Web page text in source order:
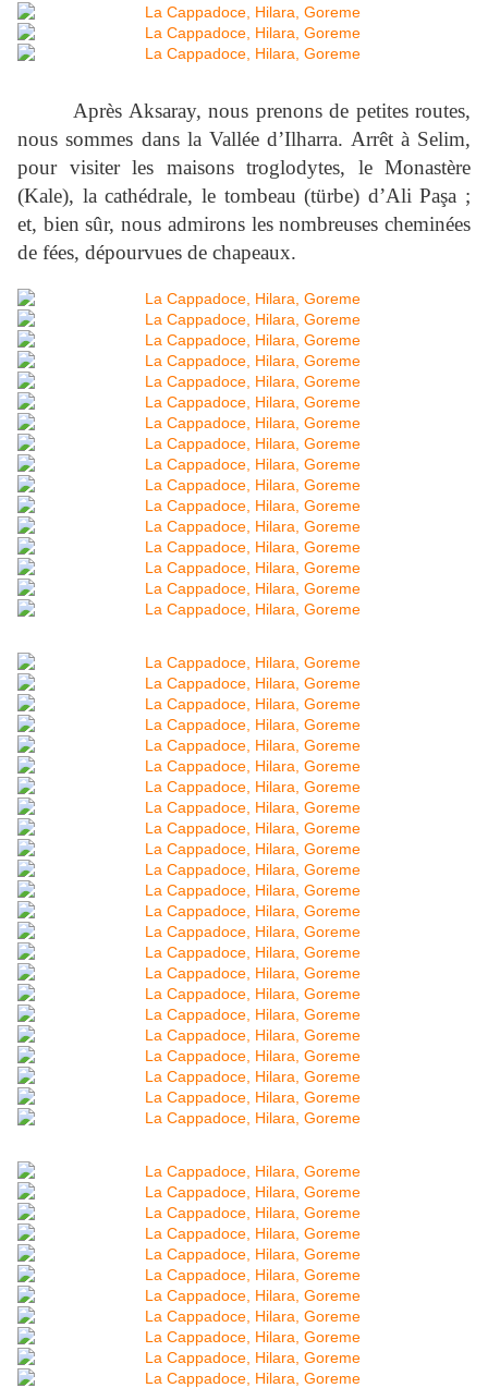
Après Aksaray, nous prenons de petites routes,
nous sommes dans la Vallée d’Ilharra. Arrêt à Selim,
pour visiter les maisons troglodytes, le Monastère
(Kale), la cathédrale, le tombeau (türbe) d’Ali Paşa ;
et, bien sûr, nous admirons les nombreuses cheminées
de fées, dépourvues de chapeaux.